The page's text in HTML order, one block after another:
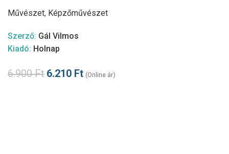
Művészet, Képzőművészet
Szerző: Gál Vilmos
Kiadó: Holnap
6.900Ft 6.210 Ft (Online ár)